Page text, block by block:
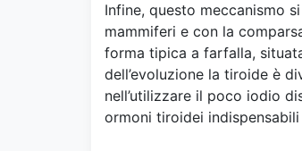
Infine, questo meccanismo
mammiferi e con la
forma tipica a farfalla,
dell’evoluzione la tiroide è
nell’utilizzare il poco iodio
ormoni tiroidei